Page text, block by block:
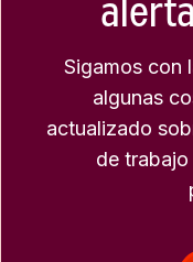
Sigamos con
algunas
actualizado
de